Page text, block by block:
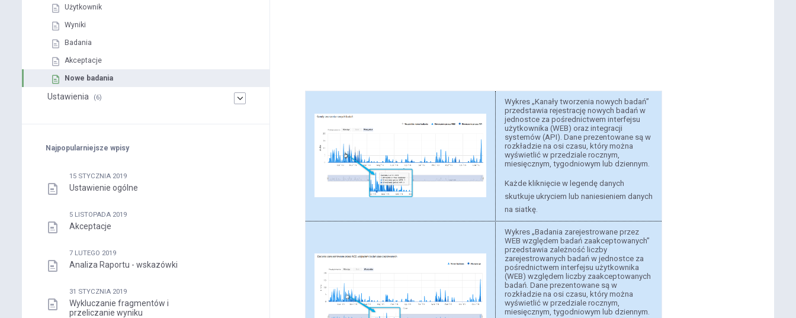
Wykres „Kanały tworzenia nowych badań”
przedstawia rejestrację nowych badań w
jednostce za pośrednictwem interfejsu
użytkownika (WEB) oraz integracji
systemów (API). Dane prezentowane są w
rozkładzie na osi czasu, który można
wyświetlić w przedziale rocznym,
miesięcznym, tygodniowym lub dziennym.
Każde kliknięcie w legendę danych
skutkuje ukryciem lub naniesieniem danych
na siatkę.
Wykres „Badania zarejestrowane przez
WEB względem badań zaakceptowanych”
przedstawia zależność liczby
zarejestrowanych badań w jednostce za
pośrednictwem interfejsu użytkownika
(WEB) względem liczby zaakceptowanych
badań. Dane prezentowane są w
rozkładzie na osi czasu, który można
wyświetlić w przedziale rocznym,
miesięcznym, tygodniowym lub dziennym.
Użytkownik
Wyniki
Badania
Akceptacje
Nowe badania
Ustawienia (6)
Najpopularniejsze wpisy
15 STYCZNIA 2019
Ustawienie ogólne
5 LISTOPADA 2019
Akceptacje
7 LUTEGO 2019
Analiza Raportu - wskazówki
31 STYCZNIA 2019
Wykluczanie fragmentów i
przeliczanie wyniku